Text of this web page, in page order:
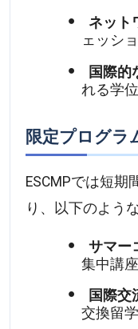
ネット
ェッシ
国際的
れる学位
限定プログラ
ESCMPでは短期
り、以下のよう
サマー
集中講座
国際交
交換留学